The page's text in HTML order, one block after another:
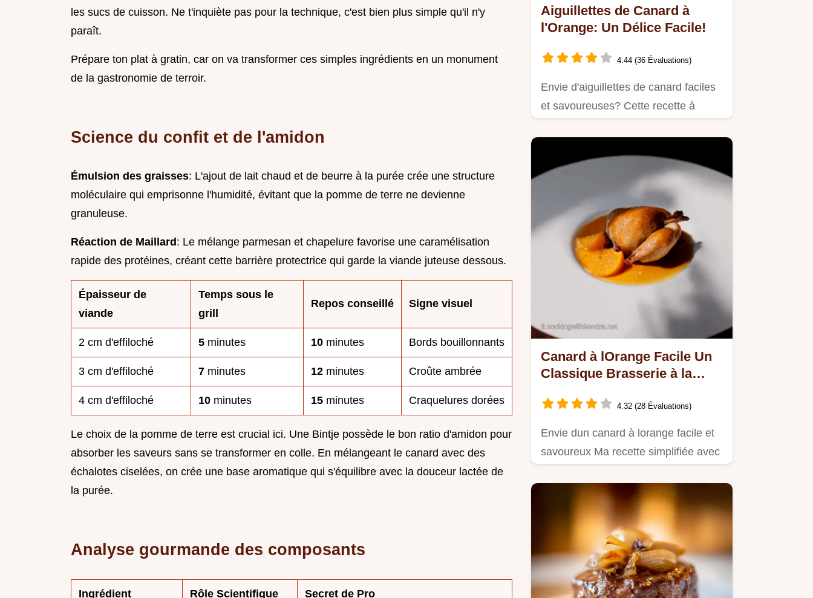
les sucs de cuisson. Ne t'inquiète pas pour la technique, c'est bien plus simple qu'il n'y
paraît.
Prépare ton plat à gratin, car on va transformer ces simples ingrédients en un monument
de la gastronomie de terroir.
Science du confit et de l'amidon
Émulsion des graisses: L'ajout de lait chaud et de beurre à la purée crée une structure
moléculaire qui emprisonne l'humidité, évitant que la pomme de terre ne devienne
granuleuse.
Réaction de Maillard: Le mélange parmesan et chapelure favorise une caramélisation
rapide des protéines, créant cette barrière protectrice qui garde la viande juteuse dessous.
Épaisseur de
viande
Temps sous le
grill
Repos conseillé Signe visuel
2 cm d'effiloché 5 minutes 10 minutes Bords bouillonnants
3 cm d'effiloché 7 minutes 12 minutes Croûte ambrée
4 cm d'effiloché 10 minutes 15 minutes Craquelures dorées
Le choix de la pomme de terre est crucial ici. Une Bintje possède le bon ratio d'amidon pour
absorber les saveurs sans se transformer en colle. En mélangeant le canard avec des
échalotes ciselées, on crée une base aromatique qui s'équilibre avec la douceur lactée de
la purée.
Analyse gourmande des composants
Ingrédient Rôle Scientifique Secret de Pro
Aiguillettes de Canard à
l'Orange: Un Délice Facile!
4.44 (36 Évaluations)
Envie d'aiguillettes de canard faciles
et savoureuses? Cette recette à
Canard à lOrange Facile Un
Classique Brasserie à la
4.32 (28 Évaluations)
Envie dun canard à lorange facile et
savoureux Ma recette simplifiée avec